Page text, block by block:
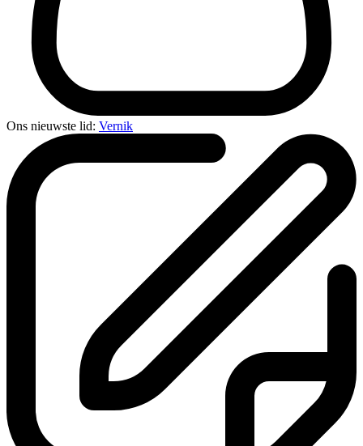
Ons nieuwste lid: Vernik